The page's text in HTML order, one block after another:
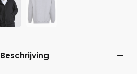
Beschrijving